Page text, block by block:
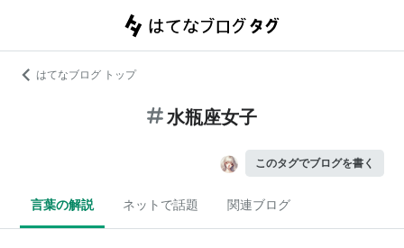
はてなブログ トップ
水瓶座女子
このタグでブログを書く
言葉の解説 ネットで話題 関連ブログ